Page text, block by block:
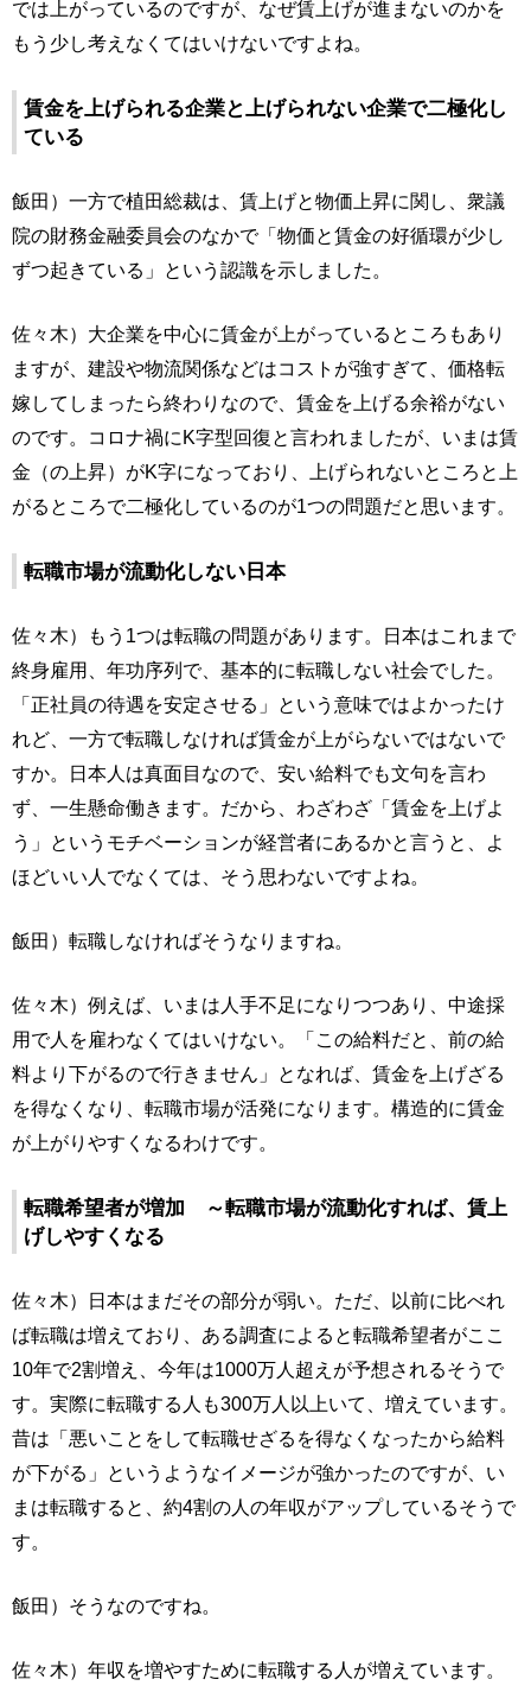
では上がっているのですが、なぜ賃上げが進まないのかを
もう少し考えなくてはいけないですよね。
賃金を上げられる企業と上げられない企業で二極化し
ている
飯田）一方で植田総裁は、賃上げと物価上昇に関し、衆議
院の財務金融委員会のなかで「物価と賃金の好循環が少し
ずつ起きている」という認識を示しました。
佐々木）大企業を中心に賃金が上がっているところもあり
ますが、建設や物流関係などはコストが強すぎて、価格転
嫁してしまったら終わりなので、賃金を上げる余裕がない
のです。コロナ禍にK字型回復と言われましたが、いまは賃
金（の上昇）がK字になっており、上げられないところと上
がるところで二極化しているのが1つの問題だと思います。
転職市場が流動化しない日本
佐々木）もう1つは転職の問題があります。日本はこれまで
終身雇用、年功序列で、基本的に転職しない社会でした。
「正社員の待遇を安定させる」という意味ではよかったけ
れど、一方で転職しなければ賃金が上がらないではないで
すか。日本人は真面目なので、安い給料でも文句を言わ
ず、一生懸命働きます。だから、わざわざ「賃金を上げよ
う」というモチベーションが経営者にあるかと言うと、よ
ほどいい人でなくては、そう思わないですよね。
飯田）転職しなければそうなりますね。
佐々木）例えば、いまは人手不足になりつつあり、中途採
用で人を雇わなくてはいけない。「この給料だと、前の給
料より下がるので行きません」となれば、賃金を上げざる
を得なくなり、転職市場が活発になります。構造的に賃金
が上がりやすくなるわけです。
転職希望者が増加 ～転職市場が流動化すれば、賃上
げしやすくなる
佐々木）日本はまだその部分が弱い。ただ、以前に比べれ
ば転職は増えており、ある調査によると転職希望者がここ
10年で2割増え、今年は1000万人超えが予想されるそうで
す。実際に転職する人も300万人以上いて、増えています。
昔は「悪いことをして転職せざるを得なくなったから給料
が下がる」というようなイメージが強かったのですが、い
まは転職すると、約4割の人の年収がアップしているそうで
す。
飯田）そうなのですね。
佐々木）年収を増やすために転職する人が増えています。